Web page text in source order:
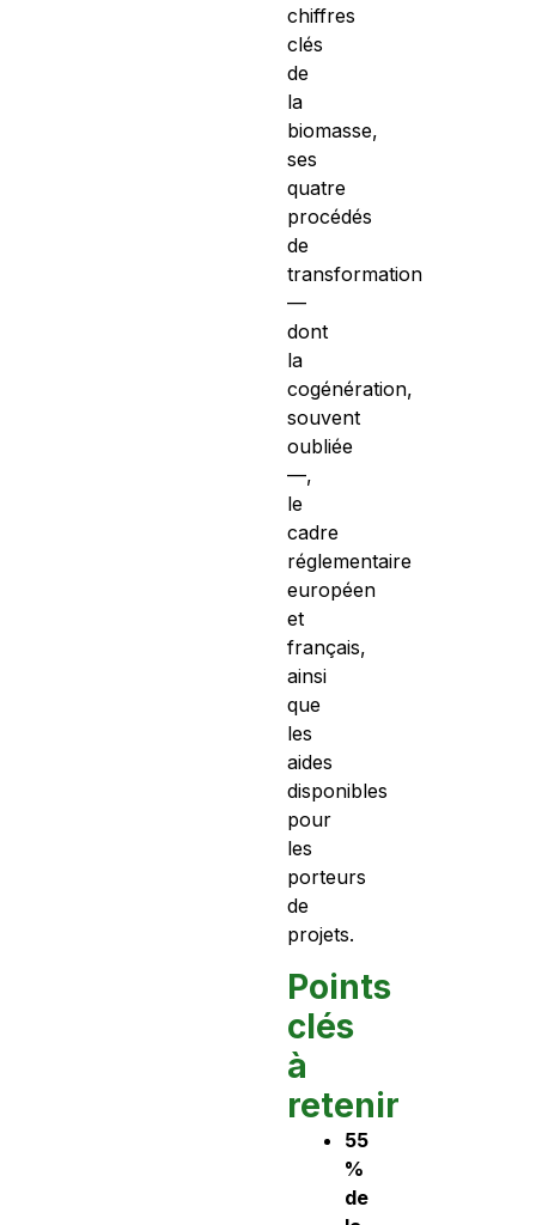
chiffres
clés
de
la
biomasse,
ses
quatre
procédés
de
transformation
—
dont
la
cogénération,
souvent
oubliée
—,
le
cadre
réglementaire
européen
et
français,
ainsi
que
les
aides
disponibles
pour
les
porteurs
de
projets.
Points
clés
à
retenir
55
%
de